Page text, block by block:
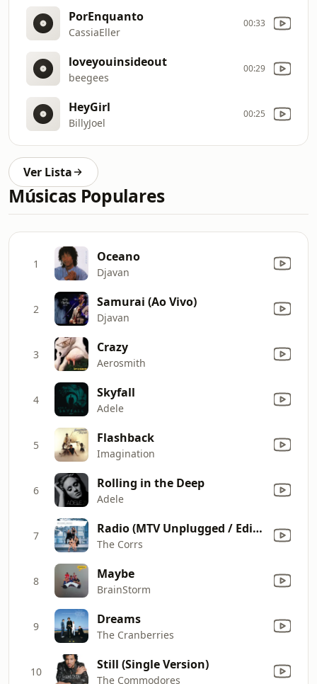
PorEnquanto
CassiaEller
00:33
loveyouinsideout
beegees
00:29
HeyGirl
BillyJoel
00:25
Ver Lista
Músicas Populares
1 Oceano
Djavan
2 Samurai (Ao Vivo)
Djavan
3 Crazy
Aerosmith
4 Skyfall
Adele
5 Flashback
Imagination
6 Rolling in the Deep
Adele
7 Radio (MTV Unplugged / Edit Version)
The Corrs
8 Maybe
BrainStorm
9 Dreams
The Cranberries
10 Still (Single Version)
The Commodores